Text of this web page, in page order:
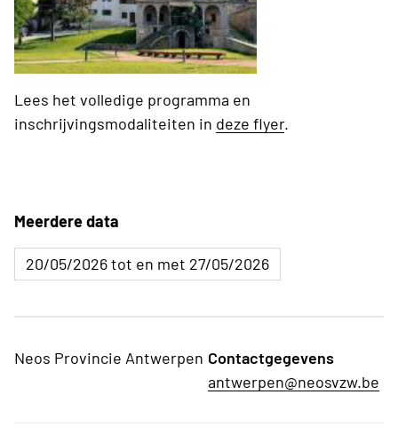
Lees het volledige programma en
inschrijvingsmodaliteiten in deze flyer.
Meerdere data
20/05/2026 tot en met 27/05/2026
Neos Provincie Antwerpen Contactgegevens
antwerpen@neosvzw.be